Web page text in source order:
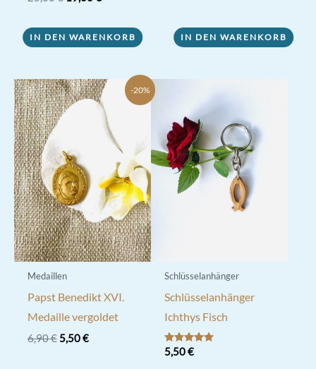
5.00
25,00 €19,00 €.
IN DEN WARENKORB IN DEN WARENKORB
-20%
Medaillen
Papst Benedikt XVI.
Medaille vergoldet
6,90€ Ursprünglicher
5,50€Aktueller
Schlüsselanhänger
Schlüsselanhänger
Ichthys Fisch
Bewertet mit
5.00
5,50€